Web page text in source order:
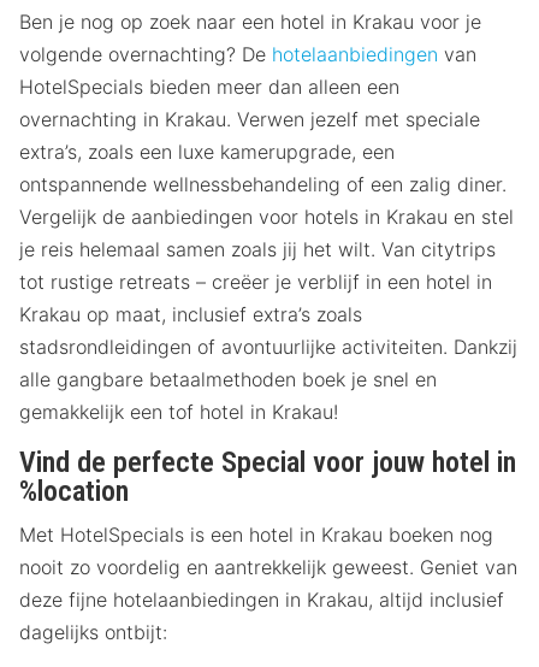
Ben je nog op zoek naar een hotel in Krakau voor je
volgende overnachting? De hotelaanbiedingen van
HotelSpecials bieden meer dan alleen een
overnachting in Krakau. Verwen jezelf met speciale
extra’s, zoals een luxe kamerupgrade, een
ontspannende wellnessbehandeling of een zalig diner.
Vergelijk de aanbiedingen voor hotels in Krakau en stel
je reis helemaal samen zoals jij het wilt. Van citytrips
tot rustige retreats – creëer je verblijf in een hotel in
Krakau op maat, inclusief extra’s zoals
stadsrondleidingen of avontuurlijke activiteiten. Dankzij
alle gangbare betaalmethoden boek je snel en
gemakkelijk een tof hotel in Krakau!
Vind de perfecte Special voor jouw hotel in
%location
Met HotelSpecials is een hotel in Krakau boeken nog
nooit zo voordelig en aantrekkelijk geweest. Geniet van
deze fijne hotelaanbiedingen in Krakau, altijd inclusief
dagelijks ontbijt: